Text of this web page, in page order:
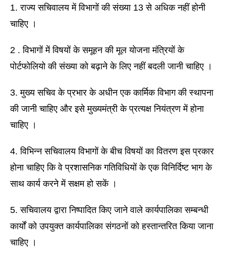
1. राज्य सचिवालय में विभागों की संख्या 13 से अधिक नहीं होनी
चाहिए ।
2 . विभागों में विषयों के समूहन की मूल योजना मंत्रियों के
पोर्टफोलियो की संख्या को बढ़ाने के लिए नहीं बदली जानी चाहिए ।
3. मुख्य सचिव के प्रभार के अधीन एक कार्मिक विभाग की स्थापना
की जानी चाहिए और इसे मुख्यमंत्री के प्रत्यक्ष नियंत्रण में होना
चाहिए ।
4. विभिन्न सचिवालय विभागों के बीच विषयों का वितरण इस प्रकार
होना चाहिए कि वे प्रशासनिक गतिविधियों के एक विनिर्दिष्ट भाग के
साथ कार्य करने में सक्षम हो सकें ।
5. सचिवालय द्वारा निष्पादित किए जाने वाले कार्यपालिका सम्बन्धी
कार्यों को उपयुक्त कार्यपालिका संगठनों को हस्तान्तरित किया जाना
चाहिए ।